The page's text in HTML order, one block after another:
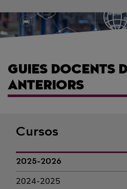
GUIES DOCENTS
ANTERIORS
Cursos
2025-2026
2024-2025